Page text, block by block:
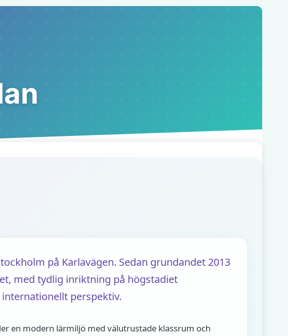
på Karlavägen. Sedan grundandet 2013
med tydlig inriktning på högstadiet
perspektiv.
en modern lärmiljö med välutrustade klassrum och